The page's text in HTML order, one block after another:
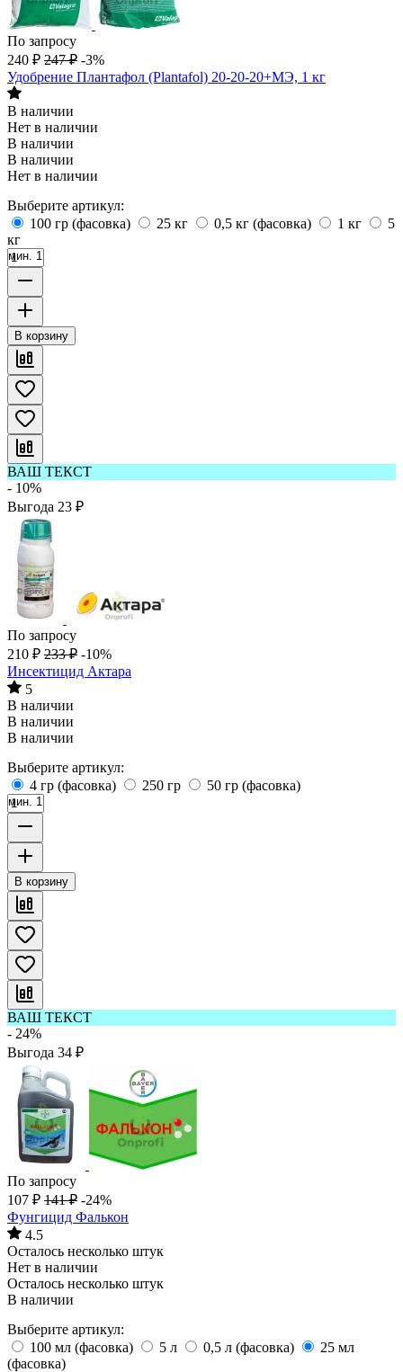
По запросу
240 ₽ 247 ₽ -3%
Удобрение Плантафол (Plantafol) 20-20-20+МЭ, 1 кг
В наличии
Нет в наличии
В наличии
В наличии
Нет в наличии
Выберите артикул:
100 гр (фасовка)
25 кг 0,5 кг (фасовка) 1 кг
5
кг
мин. 1
В корзину
ВАШ ТЕКСТ
- 10%
Выгода 23 ₽
По запросу
210 ₽ 233 ₽ -10%
Инсектицид Актара
5
В наличии
В наличии
В наличии
Выберите артикул:
4 гр (фасовка)
250 гр 50 гр (фасовка)
мин. 1
В корзину
ВАШ ТЕКСТ
- 24%
Выгода 34 ₽
По запросу
107 ₽ 141 ₽ -24%
Фунгицид Фалькон
4.5
Осталось несколько штук
Нет в наличии
Осталось несколько штук
В наличии
Выберите артикул:
100 мл (фасовка)
5 л 0,5 л (фасовка)
25 мл
(фасовка)